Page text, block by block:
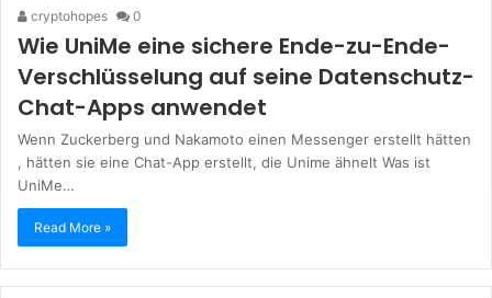
cryptohopes 0
Wie UniMe eine sichere Ende-zu-Ende-
Verschlüsselung auf seine Datenschutz-
Chat-Apps anwendet
Wenn Zuckerberg und Nakamoto einen Messenger erstellt hätten
, hätten sie eine Chat-App erstellt, die Unime ähnelt Was ist
UniMe…
Read More »